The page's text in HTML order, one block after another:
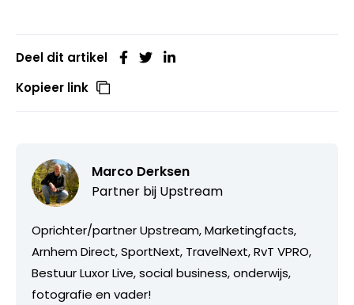
Deel dit artikel
Kopieer link
Marco Derksen
Partner bij Upstream
Oprichter/partner Upstream, Marketingfacts,
Arnhem Direct, SportNext, TravelNext, RvT VPRO,
Bestuur Luxor Live, social business, onderwijs,
fotografie en vader!